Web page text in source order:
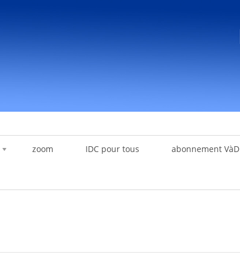
zoom IDC pour tous abonnement VàD